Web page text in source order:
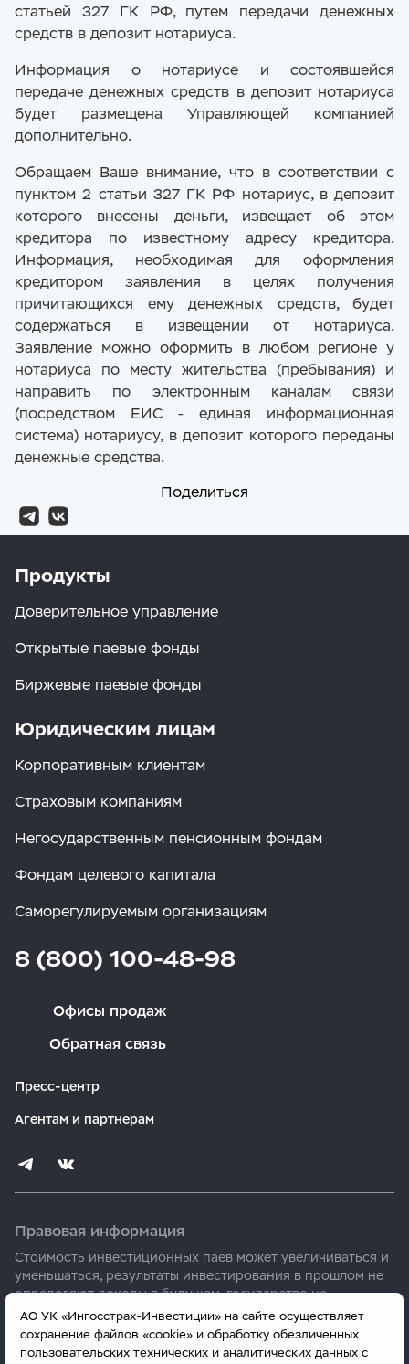
статьей 327 ГК РФ, путем передачи денежных
средств в депозит нотариуса.
Информация о нотариусе и состоявшейся
передаче денежных средств в депозит нотариуса
будет размещена Управляющей компанией
дополнительно.
Обращаем Ваше внимание, что в соответствии с
пунктом 2 статьи 327 ГК РФ нотариус, в депозит
которого внесены деньги, извещает об этом
кредитора по известному адресу кредитора.
Информация, необходимая для оформления
кредитором заявления в целях получения
причитающихся ему денежных средств, будет
содержаться в извещении от нотариуса.
Заявление можно оформить в любом регионе у
нотариуса по месту жительства (пребывания) и
направить по электронным каналам связи
(посредством ЕИС - единая информационная
система) нотариусу, в депозит которого переданы
денежные средства.
Поделиться
Продукты
Доверительное управление
Открытые паевые фонды
Биржевые паевые фонды
Юридическим лицам
Корпоративным клиентам
Страховым компаниям
Негосударственным пенсионным фондам
Фондам целевого капитала
Саморегулируемым организациям
8 (800) 100-48-98
Офисы продаж
Обратная связь
Пресс-центр
Агентам и партнерам
Правовая информация
Стоимость инвестиционных паев может увеличиваться и
уменьшаться, результаты инвестирования в прошлом не
определяют доходы в будущем, государство не
гарантирует доходность инвестиций в паевые
инвестиционные фонды. Прежде чем приобрести
инвестиционный пай паевого инвестиционного фонда,
АО УК «Ингосстрах-Инвестиции» на сайте осуществляет
сохранение файлов «cookie» и обработку обезличенных
пользовательских технических и аналитических данных с
Подписка на раскрываемую
информацию
E-mail
Все категории
Подписаться